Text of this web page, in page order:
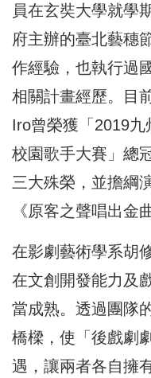
員在玄奘大學就學
府主辦的臺北藝穗
作經驗，也執行過
相關計畫經歷。目
Iro曾榮獲「2019
校園歌手大賽」總
三大殊榮，並擔綱
《原客之聲唱出金
在影劇藝術學系胡
在文創開發能力及
當成熟。透過團隊
橋樑，使「後戲劇
遇，讓兩者各自擁